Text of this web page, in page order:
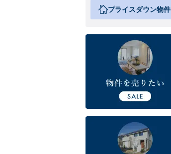
プライスダウン物件